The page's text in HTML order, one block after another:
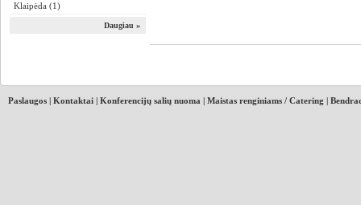
Klaipėda (1)
Daugiau »
Paslaugos | Kontaktai | Konferencijų salių nuoma | Maistas renginiams / Catering |